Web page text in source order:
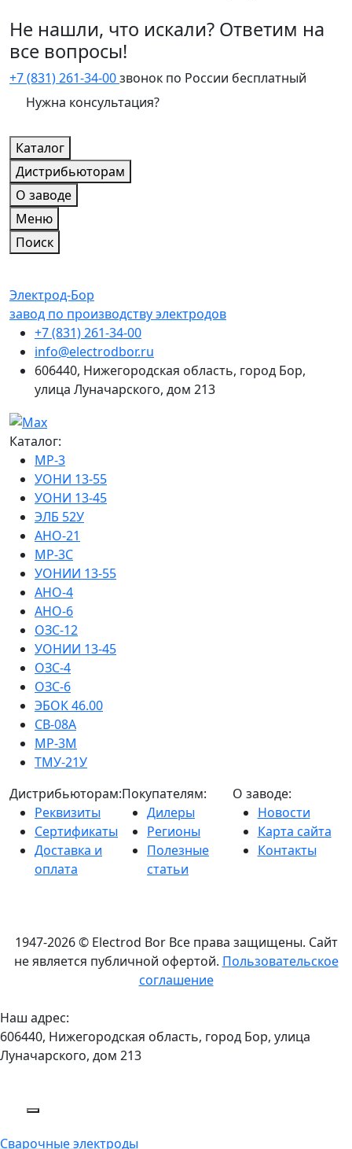
Не нашли, что искали? Ответим на
все вопросы!
+7 (831) 261-34-00звонок по России бесплатный
Нужна консультация?
Каталог
Дистрибьюторам
О заводе
Меню
Поиск
Электрод-Бор
завод по производству электродов
+7 (831) 261-34-00
info@electrodbor.ru
606440, Нижегородская область, город Бор,
улица Луначарского, дом 213
Каталог:
МР-3
УОНИ 13-55
УОНИ 13-45
ЭЛБ 52У
АНО-21
МР-3С
УОНИИ 13-55
АНО-4
АНО-6
ОЗС-12
УОНИИ 13-45
ОЗС-4
ОЗС-6
ЭБОК 46.00
СВ-08А
МР-3М
ТМУ-21У
Дистрибьюторам:
Реквизиты
Сертификаты
Доставка и
оплата
Покупателям:
Дилеры
Регионы
Полезные
статьи
О заводе:
Новости
Карта сайта
Контакты
1947-2026 © Electrod Bor Все права защищены. Сайт
не является публичной офертой. Пользовательское
соглашение
Наш адрес:
606440, Нижегородская область, город Бор, улица
Луначарского, дом 213
Сварочные электроды